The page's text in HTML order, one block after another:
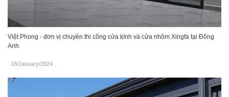
Việt Phong - đơn vị chuyên thi công cửa kính và cửa nhôm Xingfa tại Đông
Anh
18/January/2024